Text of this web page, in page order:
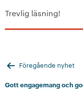
Trevlig läsning!
Föregående nyhet
Gott engagemang och